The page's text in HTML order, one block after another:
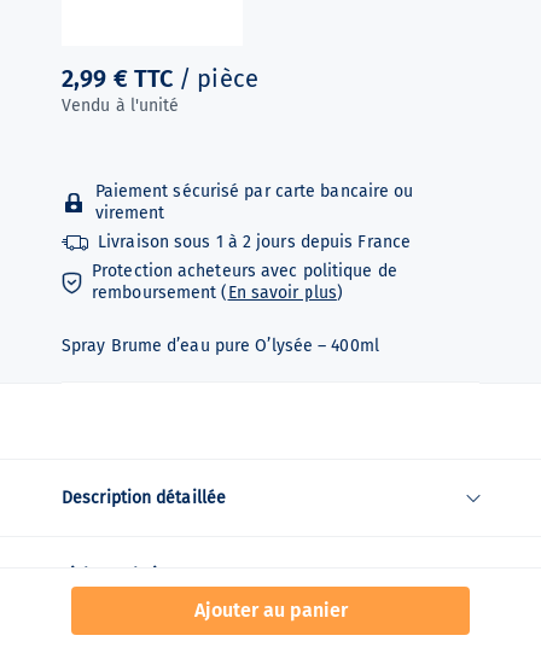
2,99 € TTC / pièce
Vendu à l'unité
Paiement sécurisé par carte bancaire ou
virement
Livraison sous 1 à 2 jours depuis France
Protection acheteurs avec politique de
remboursement (En savoir plus)
Spray Brume d’eau pure O’lysée – 400ml
Ajouter au panier
Description détaillée